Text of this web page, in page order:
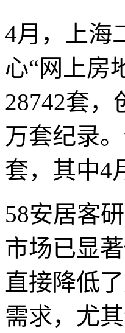
4月，上海
心“网上房
28742套，
万套纪录
套，其中4
58安居客
市场已显
直接降低
需求，尤